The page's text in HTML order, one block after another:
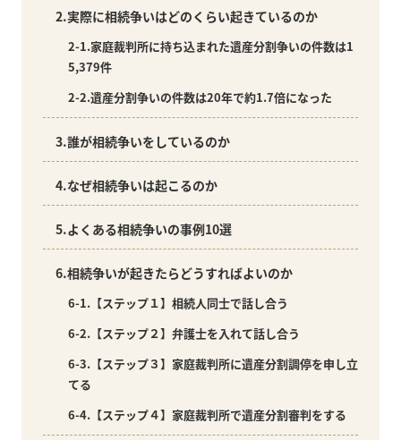
2.実際に相続争いはどのくらい起きているのか
2-1.家庭裁判所に持ち込まれた遺産分割争いの件数は1
5,379件
2-2.遺産分割争いの件数は20年で約1.7倍になった
3.誰が相続争いをしているのか
4.なぜ相続争いは起こるのか
5.よくある相続争いの事例10選
6.相続争いが起きたらどうすればよいのか
6-1.【ステップ１】相続人同士で話し合う
6-2.【ステップ２】弁護士を入れて話し合う
6-3.【ステップ３】家庭裁判所に遺産分割調停を申し立
てる
6-4.【ステップ４】家庭裁判所で遺産分割審判をする